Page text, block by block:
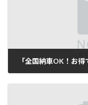
「全国納車OK！お